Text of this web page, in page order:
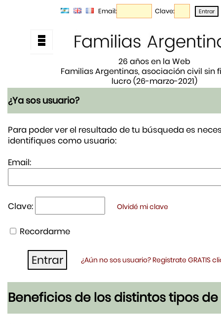
Email: Clave:
26 años en la Web
Familias Argentinas, asociación civil sin
lucro (26-marzo-2021)
¿Ya sos usuario?
Para poder ver el resultado de tu búsqueda es
identifiques como usuario:
Email:
Clave: Olvidé mi clave
Recordarme
¿Aún no sos usuario? Registrate GRATIS
Beneficios de los distintos tipos de